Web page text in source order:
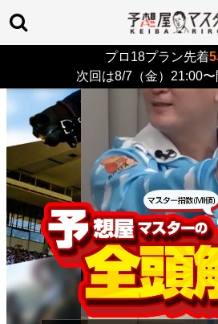
プロ18プラン先着5
次回は8/7（金）21:00
> 26/8/9 (日)